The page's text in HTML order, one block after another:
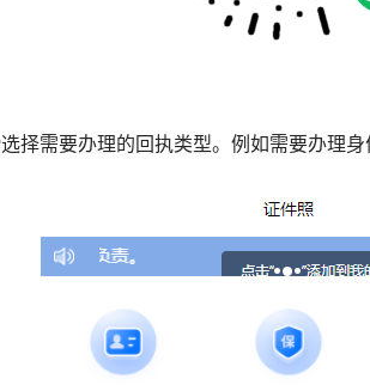
择需要办理的回执类型。例如需要办理